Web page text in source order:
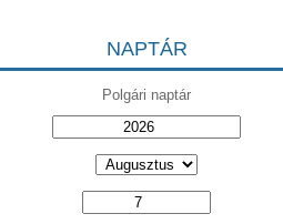
NAPTÁR
Polgári naptár